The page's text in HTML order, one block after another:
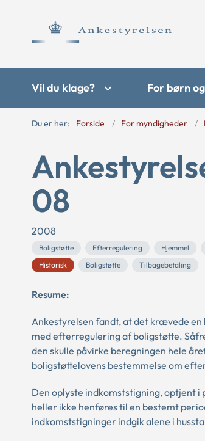
Vil du klage? For børn
Du er her: Forside For myndigheder
08
2008
Boligstøtte Efterregulering Hjemmel
Historisk
Boligstøtte Tilbagebetaling
Resume:
Ankestyrelsen fandt, at det krævede
med efterregulering af boligstøtte.
den skulle påvirke beregningen hele
boligstøttelovens bestemmelse om
Den oplyste indkomststigning, optjent i
heller ikke henføres til en bestemt
indkomststigninger indgik alene i